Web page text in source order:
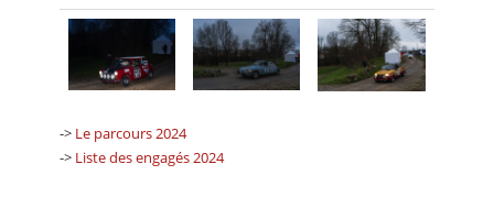
-> Le parcours 2024
-> Liste des engagés 2024